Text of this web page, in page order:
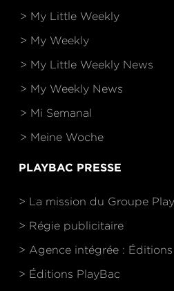
> My Little Weekly
> My Weekly
> My Little Weekly News
> My Weekly News
> Mi Semanal
> Meine Woche
PLAYBAC PRESSE
> La mission du Groupe
> Régie publicitaire
> Agence intégrée :
> Éditions PlayBac